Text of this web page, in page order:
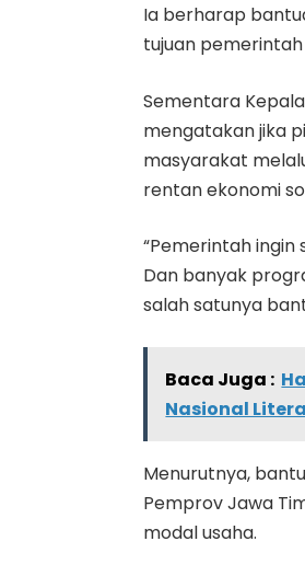
Ia berharap
tujuan
Sementara
mengatakan jika
masyarakat
rentan ekonomi
“Pemerintah
Dan banyak
salah satunya
Baca Juga :
Nasional
Menurutnya,
Pemprov Jawa
modal usaha.